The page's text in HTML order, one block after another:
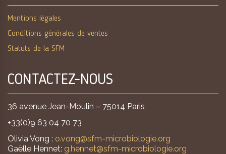
Mentions légales
Conditions générales de ventes
Statuts de la SFM
CONTACTEZ-NOUS
36 avenue Jean-Moulin – 75014 Paris
+33(0)9 63 04 70 73
Olivia Vong : o.vong@sfm-microbiologie.org
Gaëlle Hennet: g.hennet@sfm-microbiologie.org